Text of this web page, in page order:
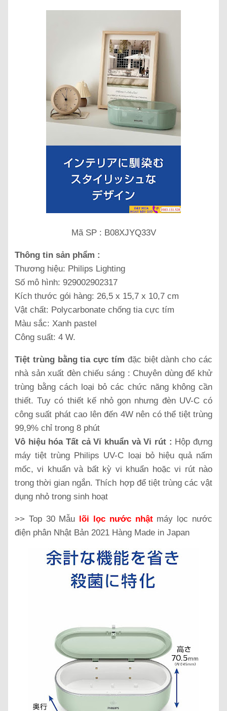
Mã SP : B08XJYQ33V
Thông tin sản phẩm :
Thương hiệu: Philips Lighting
Số mô hình: 929002902317
Kích thước gói hàng: 26,5 x 15,7 x 10,7 cm
Vật chất: Polycarbonate chống tia cực tím
Màu sắc: Xanh pastel
Công suất: 4 W.
Tiệt trùng bằng tia cực tím đặc biệt dành cho các
nhà sản xuất đèn chiếu sáng : Chuyên dùng để khử
trùng bằng cách loại bỏ các chức năng không cần
thiết. Tuy có thiết kế nhỏ gọn nhưng đèn UV-C có
công suất phát cao lên đến 4W nên có thể tiệt trùng
99,9% chỉ trong 8 phút
Vô hiệu hóa Tất cả Vi khuẩn và Vi rút : Hộp đựng
máy tiệt trùng Philips UV-C loại bỏ hiệu quả nấm
mốc, vi khuẩn và bất kỳ vi khuẩn hoặc vi rút nào
trong thời gian ngắn. Thích hợp để tiệt trùng các vật
dụng nhỏ trong sinh hoạt
>> Top 30 Mẫu lõi lọc nước nhậtmáy lọc nước
điện phân Nhật Bản 2021 Hàng Made in Japan